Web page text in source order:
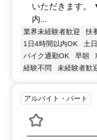
いただきます。
内...
業界未経験者歓迎 扶
1日4時間以内OK
土
バイク通勤OK
早朝
経験不問
未経験者歓
アルバイト・パート